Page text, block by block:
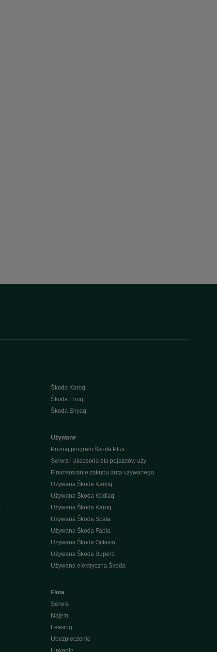
Škoda Karoq
Škoda Elroq
Škoda Enyaq
Używane
Poznaj program Škoda Plus
Serwis i akcesoria dla pojazdów uży
Finansowanie zakupu auta używanego
Używana Škoda Kamiq
Używana Škoda Kodiaq
Używana Škoda Karoq
Używana Škoda Scala
Używana Škoda Fabia
Używana Škoda Octavia
Używana Škoda Superb
Używana elektryczna Škoda
Flota
Serwis
Najem
Leasing
Ubezpieczenie
Linkedln